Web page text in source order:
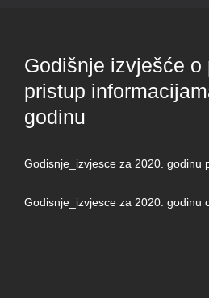
Godišnje izvješće o
pristup
godinu
Godisnje_izvjesce za 2020. godinu
Godisnje_izvjesce za 2020. godinu